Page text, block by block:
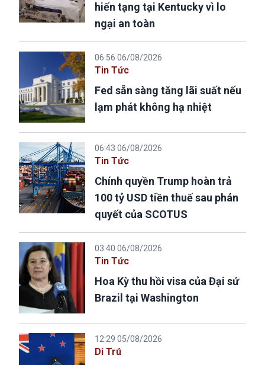
hiến tạng tại Kentucky vì lo
ngại an toàn
06:56 06/08/2026
Tin Tức
Fed sẵn sàng tăng lãi suất nếu
lạm phát không hạ nhiệt
06:43 06/08/2026
Tin Tức
Chính quyền Trump hoàn trả
100 tỷ USD tiền thuế sau phán
quyết của SCOTUS
03:40 06/08/2026
Tin Tức
Hoa Kỳ thu hồi visa của Đại sứ
Brazil tại Washington
12:29 05/08/2026
Di Trú